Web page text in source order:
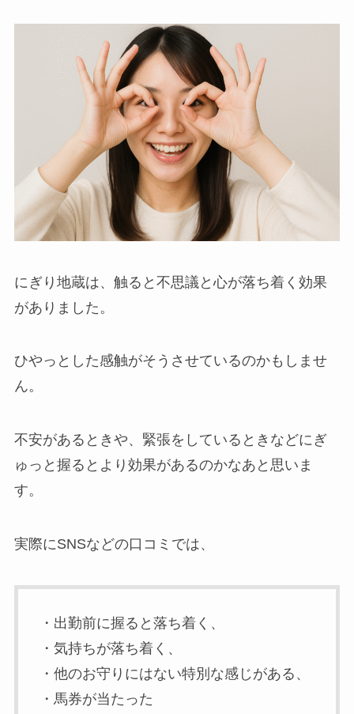
にぎり地蔵は、触ると不思議と心が落ち着く効果
がありました。
ひやっとした感触がそうさせているのかもしませ
ん。
不安があるときや、緊張をしているときなどにぎ
ゅっと握るとより効果があるのかなあと思いま
す。
実際にSNSなどの口コミでは、
・出勤前に握ると落ち着く、
・気持ちが落ち着く、
・他のお守りにはない特別な感じがある、
・馬券が当たった